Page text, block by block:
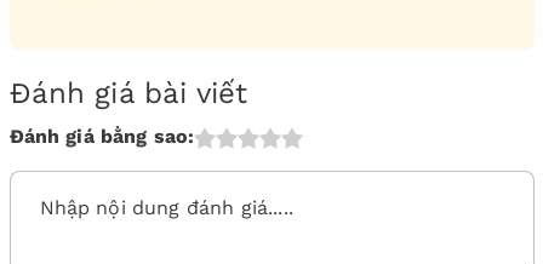
Đánh giá bài viết
Đánh giá bằng sao: